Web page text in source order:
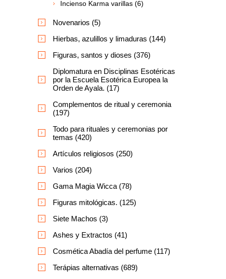
Incienso Karma varillas (6)
Novenarios (5)
Hierbas, azulillos y limaduras (144)
Figuras, santos y dioses (376)
Diplomatura en Disciplinas Esotéricas
por la Escuela Esotérica Europea la
Orden de Ayala. (17)
Complementos de ritual y ceremonia
(197)
Todo para rituales y ceremonias por
temas (420)
Artículos religiosos (250)
Varios (204)
Gama Magia Wicca (78)
Figuras mitológicas. (125)
Siete Machos (3)
Ashes y Extractos (41)
Cosmética Abadía del perfume (117)
Terápias alternativas (689)